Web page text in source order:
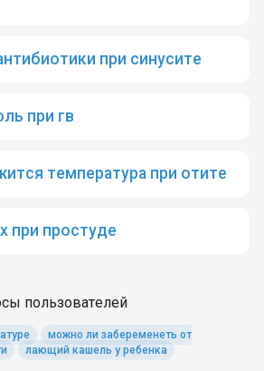
при синусите
при гв
температура при отите
при простуде
пользователей
можно ли забеременеть от
лающий кашель у ребенка